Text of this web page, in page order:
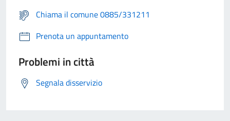
Chiama il comune 0885/331211
Prenota un appuntamento
Problemi in città
Segnala disservizio